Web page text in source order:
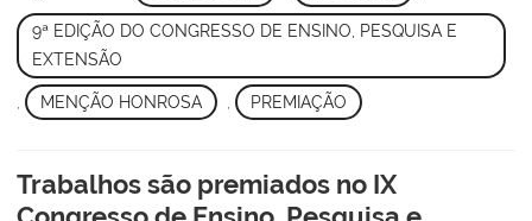
9ª EDIÇÃO DO CONGRESSO DE ENSINO, PESQUISA E
EXTENSÃO
MENÇÃO HONROSA PREMIAÇÃO
Trabalhos são premiados no IX